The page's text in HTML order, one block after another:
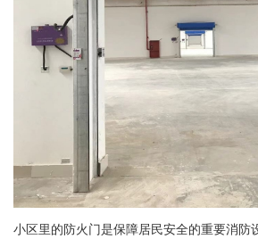
小区里的防火门是保障居民安全的重要消防